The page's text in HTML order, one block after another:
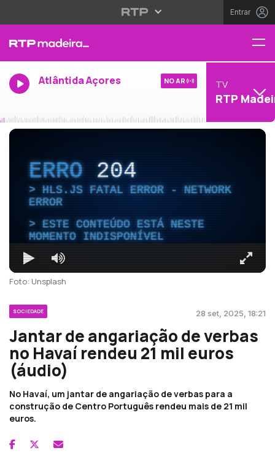
Entrar
Atlântida Açores NO AR TV
RTP
ERRO204
HLS.JS FATAL ERROR - NETWORK
ERROR
ESTE CONTEÚDO ESTÁ NESTE
MOMENTO INDISPONÍVEL
Foto: Unsplash
SOCIEDADE 28 set, 2025, 18:21
Jantar de angariação de verbas
no Havaí rendeu 21 mil euros
(áudio)
No Havaí, um jantar de angariação de verbas para a
construção de Centro Português rendeu mais de 21 mil
euros.